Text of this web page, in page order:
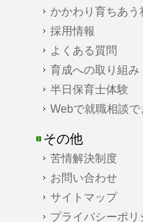
かかわり育ちあう
採用情報
よくある質問
育成への取り組み
半日保育士体験
Webで就職相談で
その他
苦情解決制度
お問い合わせ
サイトマップ
プライバシーポリ